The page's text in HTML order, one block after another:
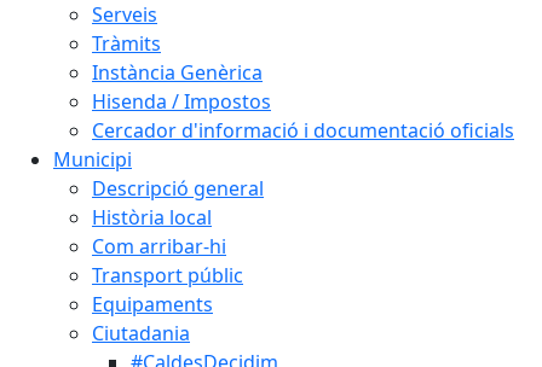
Serveis
Tràmits
Instància Genèrica
Hisenda / Impostos
Cercador d'informació i documentació oficials
Municipi
Descripció general
Història local
Com arribar-hi
Transport públic
Equipaments
Ciutadania